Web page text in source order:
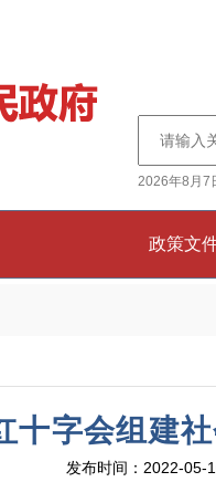
2026年8月7
政策文
十字会组建
发布时间：2022-